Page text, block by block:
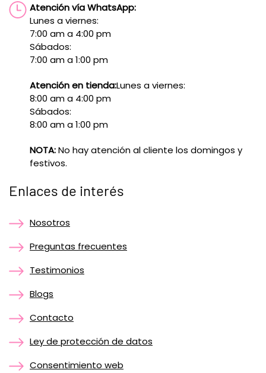
Atención vía WhatsApp:
Lunes a viernes:
7:00 am a 4:00 pm
Sábados:
7:00 am a 1:00 pm
Atención en tienda:Lunes a viernes:
8:00 am a 4:00 pm
Sábados:
8:00 am a 1:00 pm
NOTA:No hay atención al cliente los domingos y
festivos.
Enlaces de interés
Nosotros
Preguntas frecuentes
Testimonios
Blogs
Contacto
Ley de protección de datos
Consentimiento web